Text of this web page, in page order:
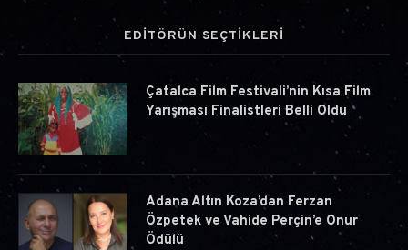
EDİTÖRÜN SEÇTİKLERİ
Çatalca Film Festivali’nin Kısa Film
Yarışması Finalistleri Belli Oldu
Adana Altın Koza’dan Ferzan
Özpetek ve Vahide Perçin’e Onur
Ödülü